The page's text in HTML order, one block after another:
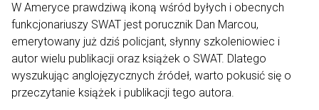
W Ameryce prawdziwą ikoną wśród byłych i obecnych
funkcjonariuszy SWAT jest porucznik Dan Marcou,
emerytowany już dziś policjant, słynny szkoleniowiec i
autor wielu publikacji oraz książek o SWAT. Dlatego
wyszukując anglojęzycznych źródeł, warto pokusić się o
przeczytanie książek i publikacji tego autora.